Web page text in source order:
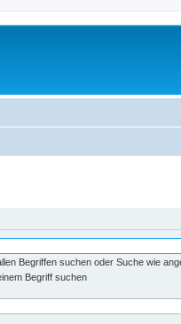
Begriffen suchen oder Suche wie
Begriff suchen